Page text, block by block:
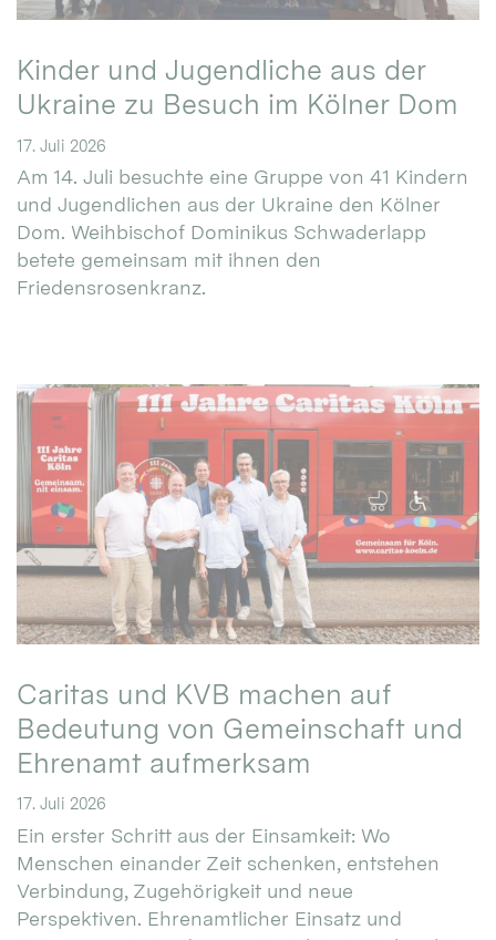
Kinder und Jugendliche aus der
Ukraine zu Besuch im Kölner Dom
17. Juli 2026
Am 14. Juli besuchte eine Gruppe von 41 Kindern
und Jugendlichen aus der Ukraine den Kölner
Dom. Weihbischof Dominikus Schwaderlapp
betete gemeinsam mit ihnen den
Friedensrosenkranz.
Caritas und KVB machen auf
Bedeutung von Gemeinschaft und
Ehrenamt aufmerksam
17. Juli 2026
Ein erster Schritt aus der Einsamkeit: Wo
Menschen einander Zeit schenken, entstehen
Verbindung, Zugehörigkeit und neue
Perspektiven. Ehrenamtlicher Einsatz und